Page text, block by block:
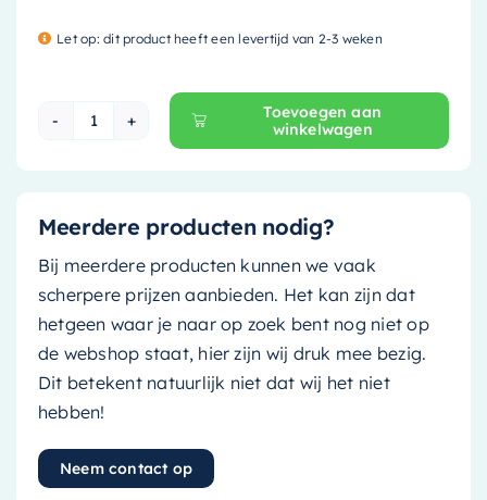
Let op: dit product heeft een levertijd van 2-3 weken
Mondiaz EASY Nis - 59.5x29.5cm - solid
Toevoegen aan
winkelwagen
Meerdere producten nodig?
Bij meerdere producten kunnen we vaak
scherpere prijzen aanbieden. Het kan zijn dat
hetgeen waar je naar op zoek bent nog niet op
de webshop staat, hier zijn wij druk mee bezig.
Dit betekent natuurlijk niet dat wij het niet
hebben!
Neem contact op